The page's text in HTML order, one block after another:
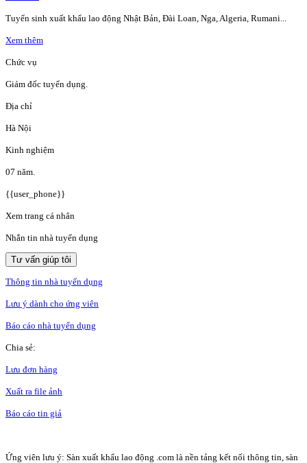
Tuyển sinh xuất khẩu lao động Nhật Bản, Đài Loan, Nga, Algeria, Rumani...
Xem thêm
Chức vụ
Giám đốc tuyển dụng.
Địa chỉ
Hà Nội
Kinh nghiệm
07 năm.
{{user_phone}}
Xem trang cá nhân
Nhắn tin nhà tuyển dụng
Tư vấn giúp tôi
Thông tin nhà tuyển dụng
Lưu ý dành cho ứng viên
Báo cáo nhà tuyển dụng
Chia sẻ:
Lưu đơn hàng
Xuất ra file ảnh
Báo cáo tin giả
Ứng viên lưu ý: Sàn xuất khẩu lao động .com là nền tảng kết nối thông tin, sàn